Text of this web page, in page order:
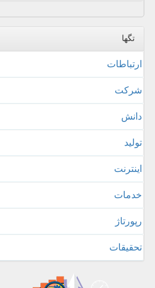
تگها
ارتباطات
شركت
دانش
تولید
اینترنت
خدمات
رپورتاژ
تحقیقات